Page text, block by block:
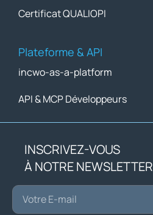
Certificat QUALIOPI
Plateforme & API
incwo-as-a-platform
API & MCP Développeurs
INSCRIVEZ-VOUS
À NOTRE NEWSLETTER